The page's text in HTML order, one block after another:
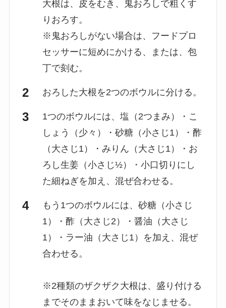
大根は、皮をむき、鬼おろしで粗くす
りおろす。
※鬼おろしがない場合は、フードプロ
セッサーに短めにかける、または、包
丁で刻む。
おろした大根を2つのボウルに分ける。
1つのボウルには、塩（2つまみ）・こ
しょう（少々）・砂糖（小さじ1）・酢
（大さじ1）・みりん（大さじ1）・お
ろし生姜（小さじ½）・小口切りにし
た細ねぎを加え、混ぜ合わせる。
もう1つのボウルには、砂糖（小さじ
1）・酢（大さじ2）・醤油（大さじ
1）・ラー油（大さじ1）を加え、混ぜ
合わせる。
※2種類のザクザク大根は、盛り付ける
までそのままおいて味をなじませる。